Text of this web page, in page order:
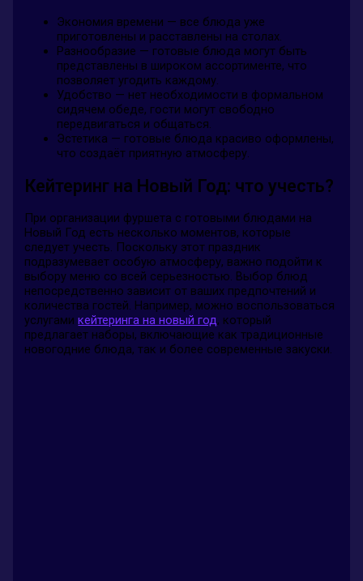
Экономия времени — все блюда уже
приготовлены и расставлены на столах.
Разнообразие — готовые блюда могут быть
представлены в широком ассортименте, что
позволяет угодить каждому.
Удобство — нет необходимости в формальном
сидячем обеде, гости могут свободно
передвигаться и общаться.
Эстетика — готовые блюда красиво оформлены,
что создаёт приятную атмосферу.
Кейтеринг на Новый Год: что учесть?
При организации фуршета с готовыми блюдами на
Новый Год есть несколько моментов, которые
следует учесть. Поскольку этот праздник
подразумевает особую атмосферу, важно подойти к
выбору меню со всей серьезностью. Выбор блюд
непосредственно зависит от ваших предпочтений и
количества гостей. Например, можно воспользоваться
услугамикейтеринга на новый год, который
предлагает наборы, включающие как традиционные
новогодние блюда, так и более современные закуски.